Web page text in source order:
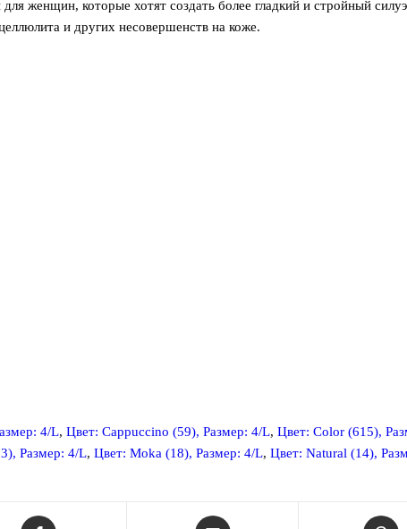
женщин, которые хотят создать более гладкий и стройный
и других несовершенств на коже.
4/L, Цвет: Cappuccino (59), Размер: 4/L, Цвет: Color (615),
Размер: 4/L, Цвет: Moka (18), Размер: 4/L, Цвет: Natural (14),